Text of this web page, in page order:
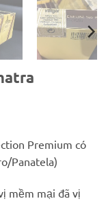
₫.
Premium có
Panatela)
mềm mại đã vị